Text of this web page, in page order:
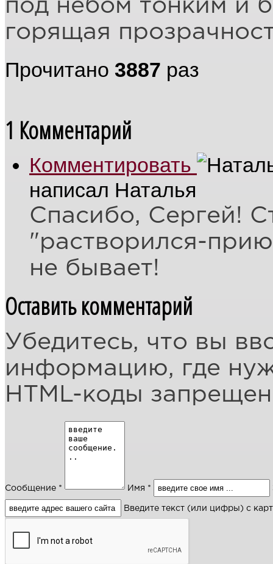
под небом тонким и
горящая
Прочитано 3887 раз
1 Комментарий
Комментировать
написал Наталья
Спасибо, Сергей!
"растворился-
не бывает!
Оставить комментарий
Убедитесь, что вы
информацию, где
HTML-коды
Сообщение * Имя *
Введите текст (или цифры) с